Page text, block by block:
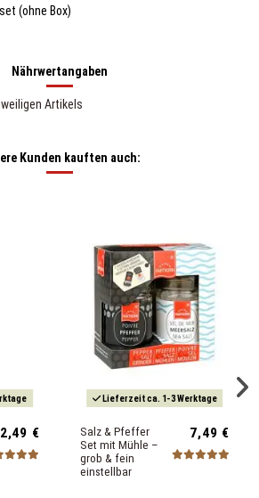
(ohne Box)
Nährwertangaben
Artikels
Kunden kauften auch:
2,49 €
Lieferzeit ca. 1-3 Werktage
Salz & Pfeffer
Set mit Mühle –
grob & fein
einstellbar
7,49 €